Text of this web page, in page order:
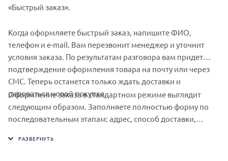
«Быстрый заказ».
Когда оформляете быстрый заказ, напишите ФИО,
телефон и e-mail. Вам перезвонит менеджер и уточнит
условия заказа. По результатам разговора вам придет
подтверждение оформления товара на почту или через
СМС. Теперь останется только ждать доставки и
радоваться новой покупке.
Оформление заказа в стандартном режиме выглядит
следующим образом. Заполняете полностью форму по
последовательным этапам: адрес, способ доставки,
написать информацию, которая поможет курьеру вас